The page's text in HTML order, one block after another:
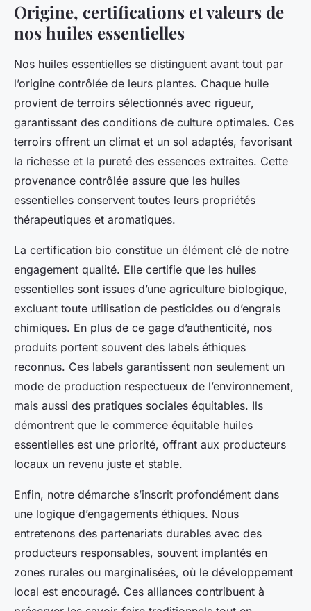
Origine, certifications et valeurs de
nos huiles essentielles
Nos huiles essentielles se distinguent avant tout par
l’origine contrôlée de leurs plantes. Chaque huile
provient de terroirs sélectionnés avec rigueur,
garantissant des conditions de culture optimales. Ces
terroirs offrent un climat et un sol adaptés, favorisant
la richesse et la pureté des essences extraites. Cette
provenance contrôlée assure que les huiles
essentielles conservent toutes leurs propriétés
thérapeutiques et aromatiques.
La certification bio constitue un élément clé de notre
engagement qualité. Elle certifie que les huiles
essentielles sont issues d’une agriculture biologique,
excluant toute utilisation de pesticides ou d’engrais
chimiques. En plus de ce gage d’authenticité, nos
produits portent souvent des labels éthiques
reconnus. Ces labels garantissent non seulement un
mode de production respectueux de l’environnement,
mais aussi des pratiques sociales équitables. Ils
démontrent que le commerce équitable huiles
essentielles est une priorité, offrant aux producteurs
locaux un revenu juste et stable.
Enfin, notre démarche s’inscrit profondément dans
une logique d’engagements éthiques. Nous
entretenons des partenariats durables avec des
producteurs responsables, souvent implantés en
zones rurales ou marginalisées, où le développement
local est encouragé. Ces alliances contribuent à